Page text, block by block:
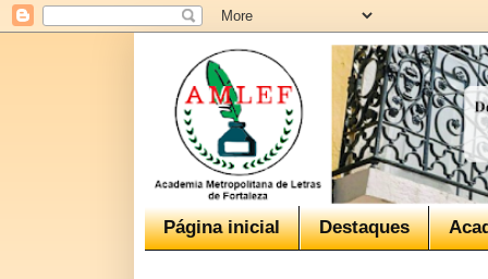
Página inicial Destaques